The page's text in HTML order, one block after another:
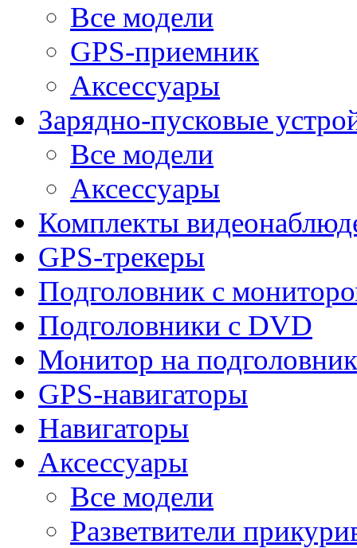
Все модели
GPS-приемник
Аксессуары
Зарядно-пусковые
Все модели
Аксессуары
Комплекты
GPS-трекеры
Подголовник с
Подголовники с DVD
Монитор на подголовник
GPS-навигаторы
Навигаторы
Аксессуары
Все модели
Разветвители